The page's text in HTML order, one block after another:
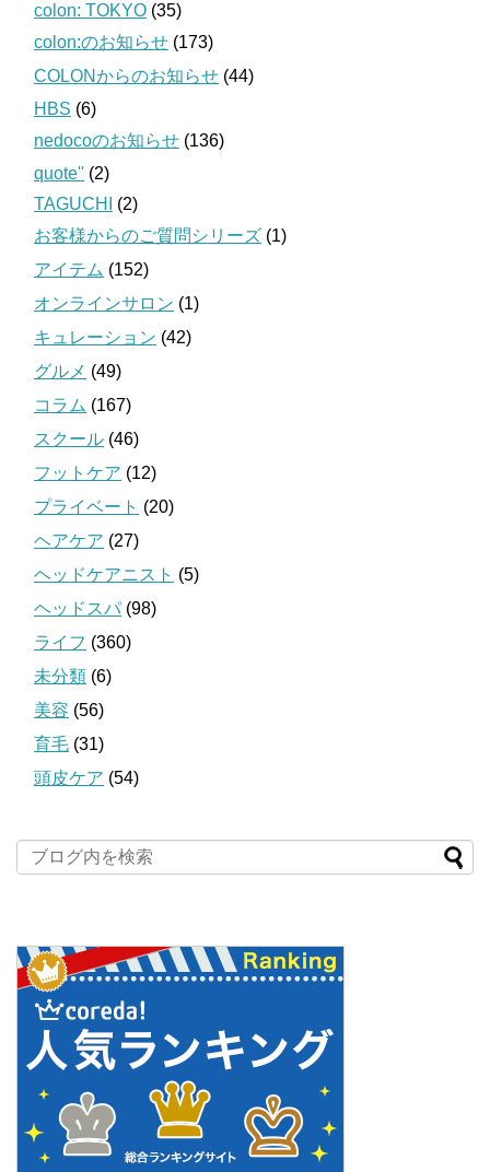
colon: TOKYO (35)
colon:のお知らせ (173)
COLONからのお知らせ (44)
HBS (6)
nedocoのお知らせ (136)
quote'' (2)
TAGUCHI
(2)
お客様からのご質問シリーズ (1)
アイテム (152)
オンラインサロン (1)
キュレーション (42)
グルメ (49)
コラム (167)
スクール (46)
フットケア (12)
プライベート (20)
ヘアケア (27)
ヘッドケアニスト (5)
ヘッドスパ (98)
ライフ (360)
未分類 (6)
美容 (56)
育毛 (31)
頭皮ケア (54)